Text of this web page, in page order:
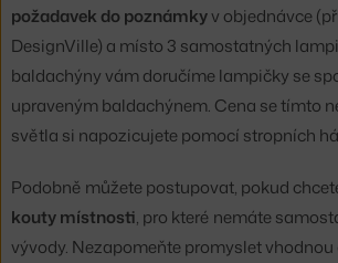
požadavek do poznámkyv objednávce
DesignVille) a místo 3 samostatných
baldachýny vám doručíme lampičky se
upraveným baldachýnem. Cena se tímto
světla si napozicujete pomocí stropních
Podobně můžete postupovat, pokud
kouty místnosti, pro které nemáte
vývody. Nezapomeňte promyslet vhodnou